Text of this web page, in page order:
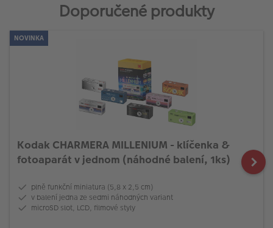
Doporučené produkty
NOVINKA
Kodak CHARMERA MILLENIUM - klíčenka &
fotoaparát v jednom (náhodné balení, 1ks)
plně funkční miniatura (5,8 x 2,5 cm)
v balení jedna ze sedmi náhodných variant
microSD slot, LCD, filmové styly